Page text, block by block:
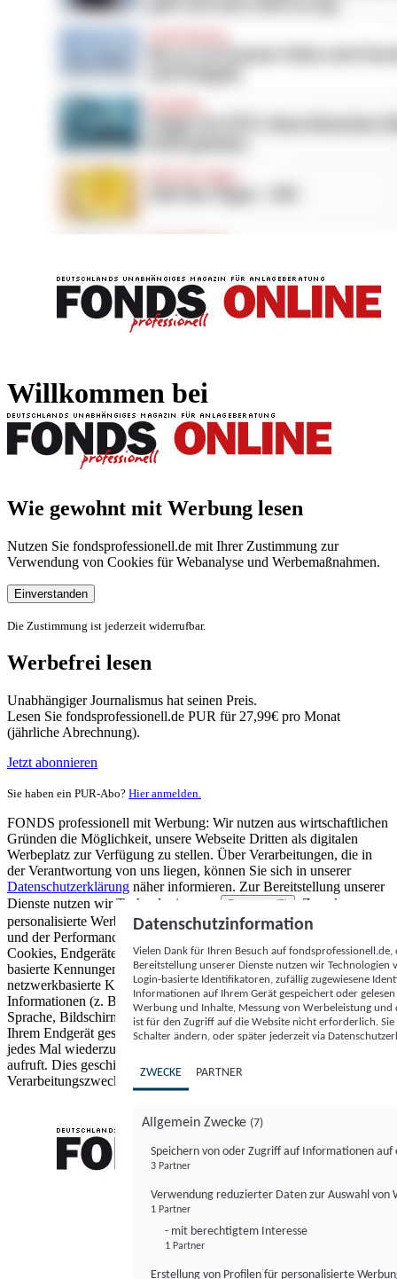
Willkommen bei
Wie gewohnt mit Werbung lesen
Nutzen Sie fondsprofessionell.de mit Ihrer Zustimmung zur
Verwendung von Cookies für Webanalyse und Werbemaßnahmen.
Einverstanden
Die Zustimmung ist jederzeit widerrufbar.
Werbefrei lesen
Unabhängiger Journalismus hat seinen Preis.
Lesen Sie fondsprofessionell.de PUR für 27,99€ pro Monat
(jährliche Abrechnung).
Jetzt abonnieren
Sie haben ein PUR-Abo? Hier anmelden.
FONDS professionell mit Werbung: Wir nutzen aus wirtschaftlichen
Gründen die Möglichkeit, unsere Webseite Dritten als digitalen
Werbeplatz zur Verfügung zu stellen. Über Verarbeitungen, die in
der Verantwortung von uns liegen, können Sie sich in unserer
Datenschutzerklärung näher informieren. Zur Bereitstellung unserer
Dienste nutzen wir Technologien von
Partnern (5)
. Zwecke:
personalisierte Werbung und Inhalte, Messung von Werbeleistung
und der Performance von Inhalten sowie Zielgruppenforschung.
Cookies, Endgeräte- oder ähnliche Online-Kennungen (z. B. login-
basierte Kennungen, zufällig generierte Kennungen,
netzwerkbasierte Kennungen) können zusammen mit anderen
Informationen (z. B. Browsertyp und Browserinformationen,
Sprache, Bildschirmgröße, unterstützte Technologien usw.) auf
Ihrem Endgerät gespeichert oder von dort ausgelesen werden, um es
jedes Mal wiederzuerkennen, wenn es eine App oder einer Webseite
aufruft. Dies geschieht für einen oder mehrere der hier aufgeführten
Verarbeitungszwecke.
Datenschutzinformation
Vielen Dank für Ihren Besuch auf
Bereitstellung unserer Dienste nutzen wir Technologien
Login-basierte Identifikatoren, zufällig zugewiesene
Informationen auf Ihrem Gerät gespeichert oder
Werbung und Inhalte, Messung von Werbeleistung
ist für den Zugriff auf die Website nicht erforderlich.
Schalter ändern, oder später jederzeit via
ZWECKE PARTNER
Allgemein Zwecke (7)
Speichern von oder Zugriff auf Informationen auf
3 Partner
Verwendung reduzierter Daten zur Auswahl von
1 Partner
- mit berechtigtem Interesse
1 Partner
Erstellung von Profilen für personalisierte
FONDS professionell